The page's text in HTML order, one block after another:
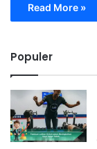
Read More »
Populer